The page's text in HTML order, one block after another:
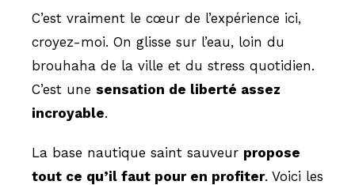
C’est vraiment le cœur de l’expérience ici,
croyez-moi. On glisse sur l’eau, loin du
brouhaha de la ville et du stress quotidien.
C’est une sensation de liberté assez
incroyable.
La base nautique saint sauveur propose
tout ce qu’il faut pour en profiter. Voici les